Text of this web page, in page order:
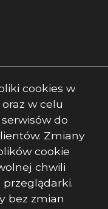
cookies w
w celu
do
Zmiany
cookie
chwili
bez zmian